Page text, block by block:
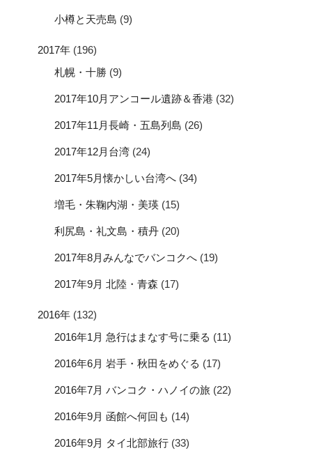
小樽と天売島 (9)
2017年 (196)
札幌・十勝 (9)
2017年10月アンコール遺跡＆香港 (32)
2017年11月長崎・五島列島 (26)
2017年12月台湾 (24)
2017年5月懐かしい台湾へ (34)
増毛・朱鞠内湖・美瑛 (15)
利尻島・礼文島・積丹 (20)
2017年8月みんなでバンコクへ (19)
2017年9月 北陸・青森 (17)
2016年 (132)
2016年1月 急行はまなす号に乗る (11)
2016年6月 岩手・秋田をめぐる (17)
2016年7月 バンコク・ハノイの旅 (22)
2016年9月 函館へ何回も (14)
2016年9月 タイ北部旅行 (33)